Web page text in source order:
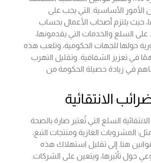
الأمور الأساسية. التي يجب على
حيث يلتزم أصحاب الأعمال بحساب
على السلع والخدمات التي يقدمونها،
حولها للجهات الحكومية، وتلعب هذه
في تعزيز الشفافية. وتقليل التهرب
في زيادة حصيلة الحكومة من
الانتقائية
السلع التي تُعتبر ضارة بالصحة
مثل: المشروبات الغازية ومنتجات التبغ،
هنا. إلى تقليل استهلاك هذه
حول تأثيرها، ويتعين على الشركات.